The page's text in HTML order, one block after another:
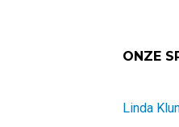
ONZE
Linda